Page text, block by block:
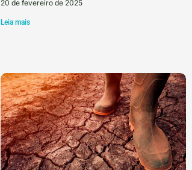
20 de fevereiro de 2025
Leia mais